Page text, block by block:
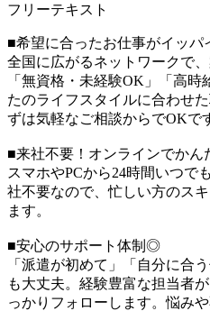
フリーテキスト
■希望に合ったお仕事がイッパ
全国に広がるネットワークで
「無資格・未経験OK」「高
たのライフスタイルに合わせ
ずは気軽なご相談からでOKで
■来社不要！オンラインでかん
スマホやPCから24時間いつで
社不要なので、忙しい方のス
ます。
■安心のサポート体制◎
「派遣が初めて」「自分に合
も大丈夫。経験豊富な担当者
っかりフォローします。悩み